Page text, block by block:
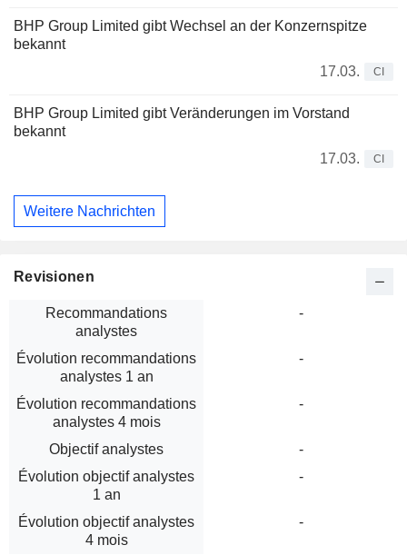
BHP Group Limited gibt Wechsel an der Konzernspitze
bekannt
17.03.
CI
BHP Group Limited gibt Veränderungen im Vorstand
bekannt
17.03.
CI
Weitere Nachrichten
Revisionen
Recommandations
analystes
-
Évolution recommandations
analystes 1 an
-
Évolution recommandations
analystes 4 mois
-
Objectif analystes
-
Évolution objectif analystes
1 an
-
Évolution objectif analystes
4 mois
-